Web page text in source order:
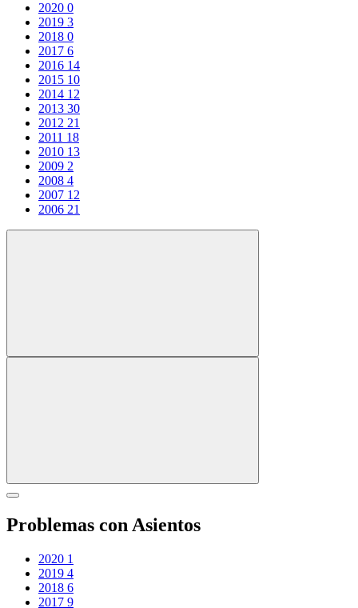
2020 0
2019 3
2018 0
2017 6
2016 14
2015 10
2014 12
2013 30
2012 21
2011 18
2010 13
2009 2
2008 4
2007 12
2006 21
Problemas con Asientos
2020 1
2019 4
2018 6
2017 9